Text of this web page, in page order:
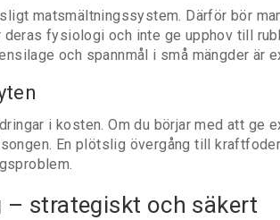
matsmältningssystem. Därför bör
fysiologi och inte ge upphov till
och spannmål i små mängder är
i kosten. Om du börjar med att ge
En plötslig övergång till
strategiskt och säkert